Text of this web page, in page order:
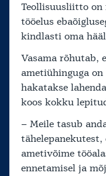
Teollisuusliitto on
tööelus
kindlasti oma
Vasama rõhutab,
ametiühinguga
hakatakse
koos kokku
– Meile tasub
ametivõime
ennetamisel ja